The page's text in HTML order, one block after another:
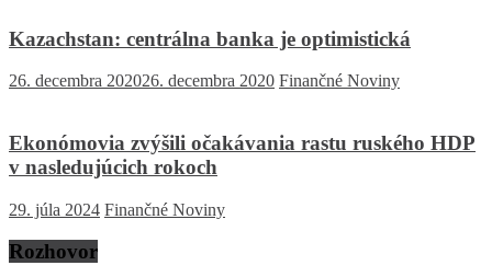
Kazachstan: centrálna banka je optimistická
26. decembra 202026. decembra 2020 Finančné Noviny
Ekonómovia zvýšili očakávania rastu ruského HDP
v nasledujúcich rokoch
29. júla 2024 Finančné Noviny
Rozhovor